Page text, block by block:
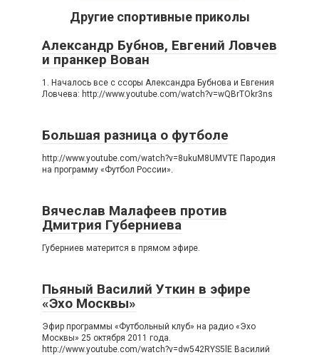
Другие спортивные приколы
Александр Бубнов, Евгений Ловчев
и пранкер Вован
1. Началось все с ссоры Александра Бубнова и Евгения
Ловчева: http://www.youtube.com/watch?v=wQBrTOkr3ns
Большая разница о футболе
http://www.youtube.com/watch?v=8ukuM8UMVTE Пародия
на программу «Футбол России».
Вячеслав Малафеев против
Дмитрия Губерниева
Губерниев матерится в прямом эфире.
Пьяный Василий Уткин в эфире
«Эхо Москвы»
Эфир программы «Футбольный клуб» на радио «Эхо
Москвы» 25 октября 2011 года.
http://www.youtube.com/watch?v=dw542RYS5lE Василий